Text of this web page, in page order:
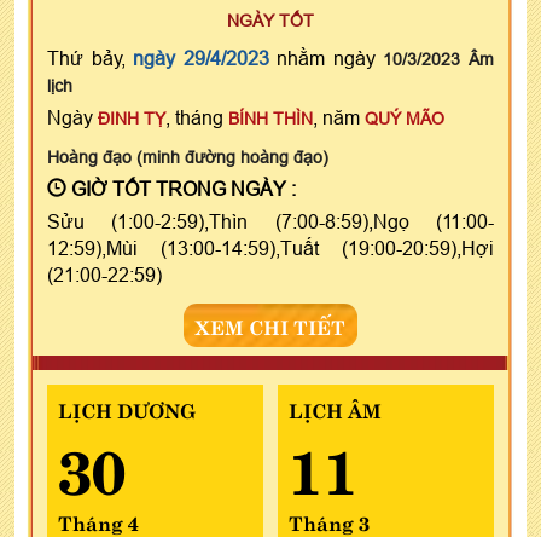
NGÀY TỐT
Thứ bảy, ngày 29/4/2023nhằm ngày 10/3/2023 Âm
lịch
Ngày ĐINH TỴ, tháng BÍNH THÌN , năm QUÝ MÃO
Hoàng đạo (minh đường hoàng đạo)
GIỜ TỐT TRONG NGÀY :
Sửu (1:00-2:59),Thìn (7:00-8:59),Ngọ (11:00-
12:59),Mùi (13:00-14:59),Tuất (19:00-20:59),Hợi
(21:00-22:59)
XEM CHI TIẾT
LỊCH DƯƠNG
30
Tháng 4
LỊCH ÂM
11
Tháng 3